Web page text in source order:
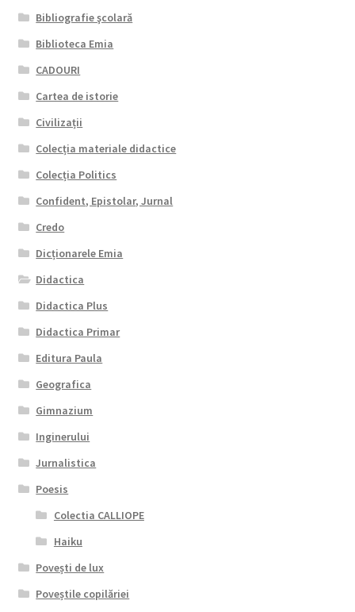
Bibliografie şcolară
Biblioteca Emia
CADOURI
Cartea de istorie
Civilizații
Colecția materiale didactice
Colecția Politics
Confident, Epistolar, Jurnal
Credo
Dicționarele Emia
Didactica
Didactica Plus
Didactica Primar
Editura Paula
Geografica
Gimnazium
Inginerului
Jurnalistica
Poesis
Colectia CALLIOPE
Haiku
Povești de lux
Poveștile copilăriei